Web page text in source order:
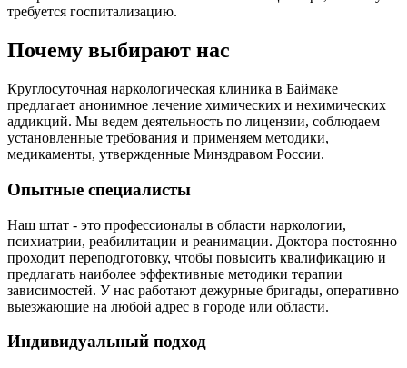
требуется госпитализацию.
Почему выбирают нас
Круглосуточная наркологическая клиника в Баймаке
предлагает анонимное лечение химических и нехимических
аддикций. Мы ведем деятельность по лицензии, соблюдаем
установленные требования и применяем методики,
медикаменты, утвержденные Минздравом России.
Опытные специалисты
Наш штат - это профессионалы в области наркологии,
психиатрии, реабилитации и реанимации. Доктора постоянно
проходит переподготовку, чтобы повысить квалификацию и
предлагать наиболее эффективные методики терапии
зависимостей. У нас работают дежурные бригады, оперативно
выезжающие на любой адрес в городе или области.
Индивидуальный подход